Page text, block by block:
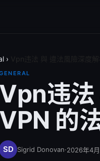
›
Vpn违法
VPN 的
Sigrid Donovan·2026年4